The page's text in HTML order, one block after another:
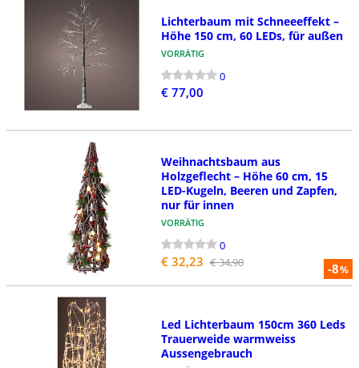
Lichterbaum mit Schneeeffekt –
Höhe 150 cm, 60 LEDs, für außen
VORRÄTIG
0
€ 77,00
-8%
Weihnachtsbaum aus
Holzgeflecht – Höhe 60 cm, 15
LED-Kugeln, Beeren und Zapfen,
nur für innen
VORRÄTIG
0
€ 32,23 € 34,90
Led Lichterbaum 150cm 360 Leds
Trauerweide warmweiss
Aussengebrauch